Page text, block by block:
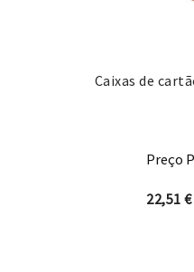
Caixas de
Preço
22,51€